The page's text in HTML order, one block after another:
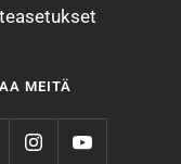
MEITÄ